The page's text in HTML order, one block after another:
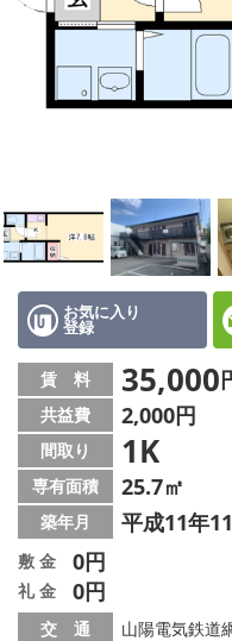
都市ガス&オール電化の
ネット無料の部屋を探す
☆インターネット無料
☆敷金·礼金0円物件☆
路線·駅から探す
地域から探す
地図から探す
スタッフ紹介
スタッフ募集中
店舗情報·アクセス
お気に入り
登録
賃 料 35,000
共益費 2,000円
間取り 1K
専有面積 25.7㎡
築年月 平成11年
敷 金 0円
礼 金 0円
交 通
山陽電気鉄道